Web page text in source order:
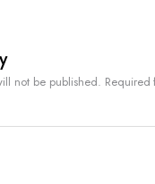
not be published.